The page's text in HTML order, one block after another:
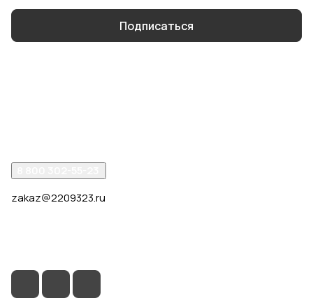
Подписаться
zakaz@2209323.ru